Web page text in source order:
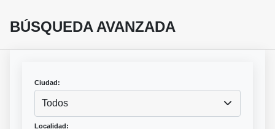
BÚSQUEDA AVANZADA
Ciudad:
Todos
Localidad: